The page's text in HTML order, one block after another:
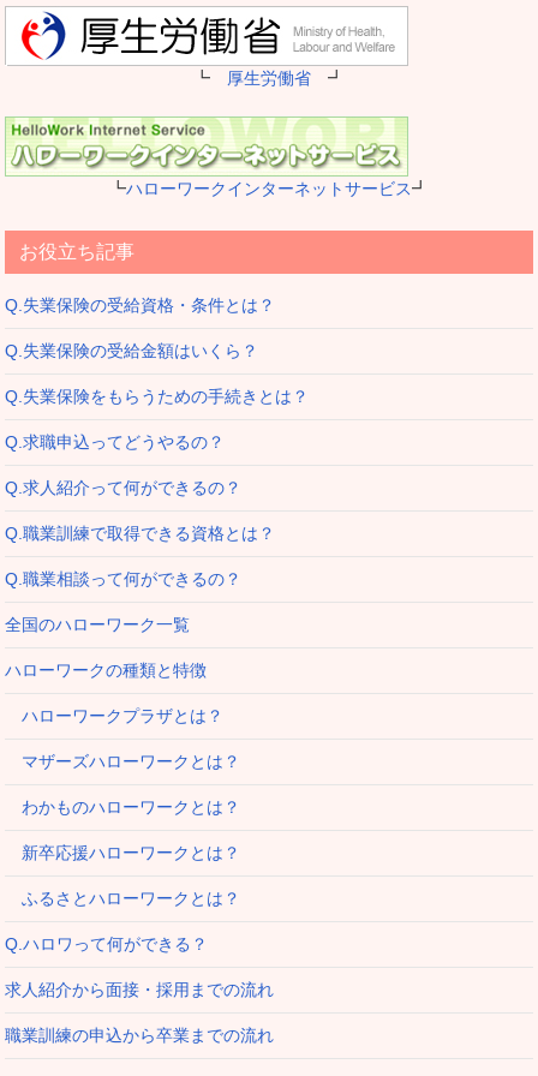
┗ 厚生労働省 ┛
┗ハローワークインターネットサービス┛
お役立ち記事
Q.失業保険の受給資格・条件とは？
Q.失業保険の受給金額はいくら？
Q.失業保険をもらうための手続きとは？
Q.求職申込ってどうやるの？
Q.求人紹介って何ができるの？
Q.職業訓練で取得できる資格とは？
Q.職業相談って何ができるの？
全国のハローワーク一覧
ハローワークの種類と特徴
ハローワークプラザとは？
マザーズハローワークとは？
わかものハローワークとは？
新卒応援ハローワークとは？
ふるさとハローワークとは？
Q.ハロワって何ができる？
求人紹介から面接・採用までの流れ
職業訓練の申込から卒業までの流れ